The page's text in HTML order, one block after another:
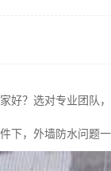
好？选对专业团队
下，外墙防水问题